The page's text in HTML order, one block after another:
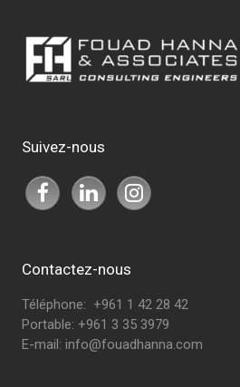
Suivez-nous
Contactez-nous
Téléphone: +961 1 42 28 42
Portable: +961 3 35 3979
E-mail: info@fouadhanna.com